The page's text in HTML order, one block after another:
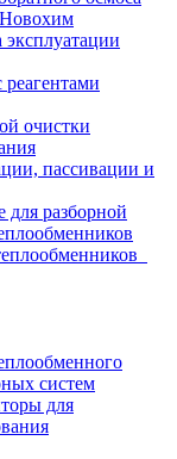
эксплуатации
очистки
пассивации и
для разборной
систем
для